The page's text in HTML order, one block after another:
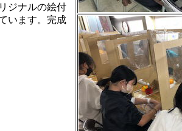
ジナルの絵付
います。完成